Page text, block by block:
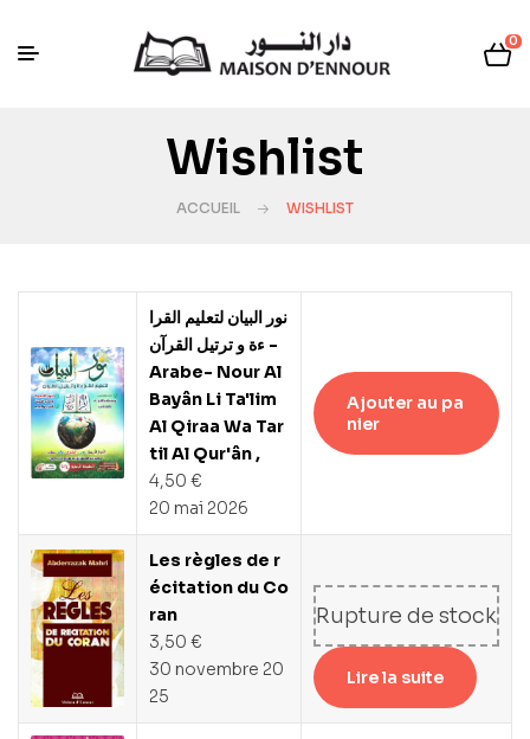
0
Wishlist
ACCUEIL WISHLIST
نور البيان لتعليم القرا
ءة و ترتيل القرآن -
Arabe- Nour Al
Bayân Li Ta'lim
Al Qiraa Wa Tar
til Al Qur'ân ,
4,50 €
20 mai 2026
Ajouter au pa
nier
Les règles de r
écitation du Co
ran
3,50 €
30 novembre 20
25
Rupture de stock
Lire la suite